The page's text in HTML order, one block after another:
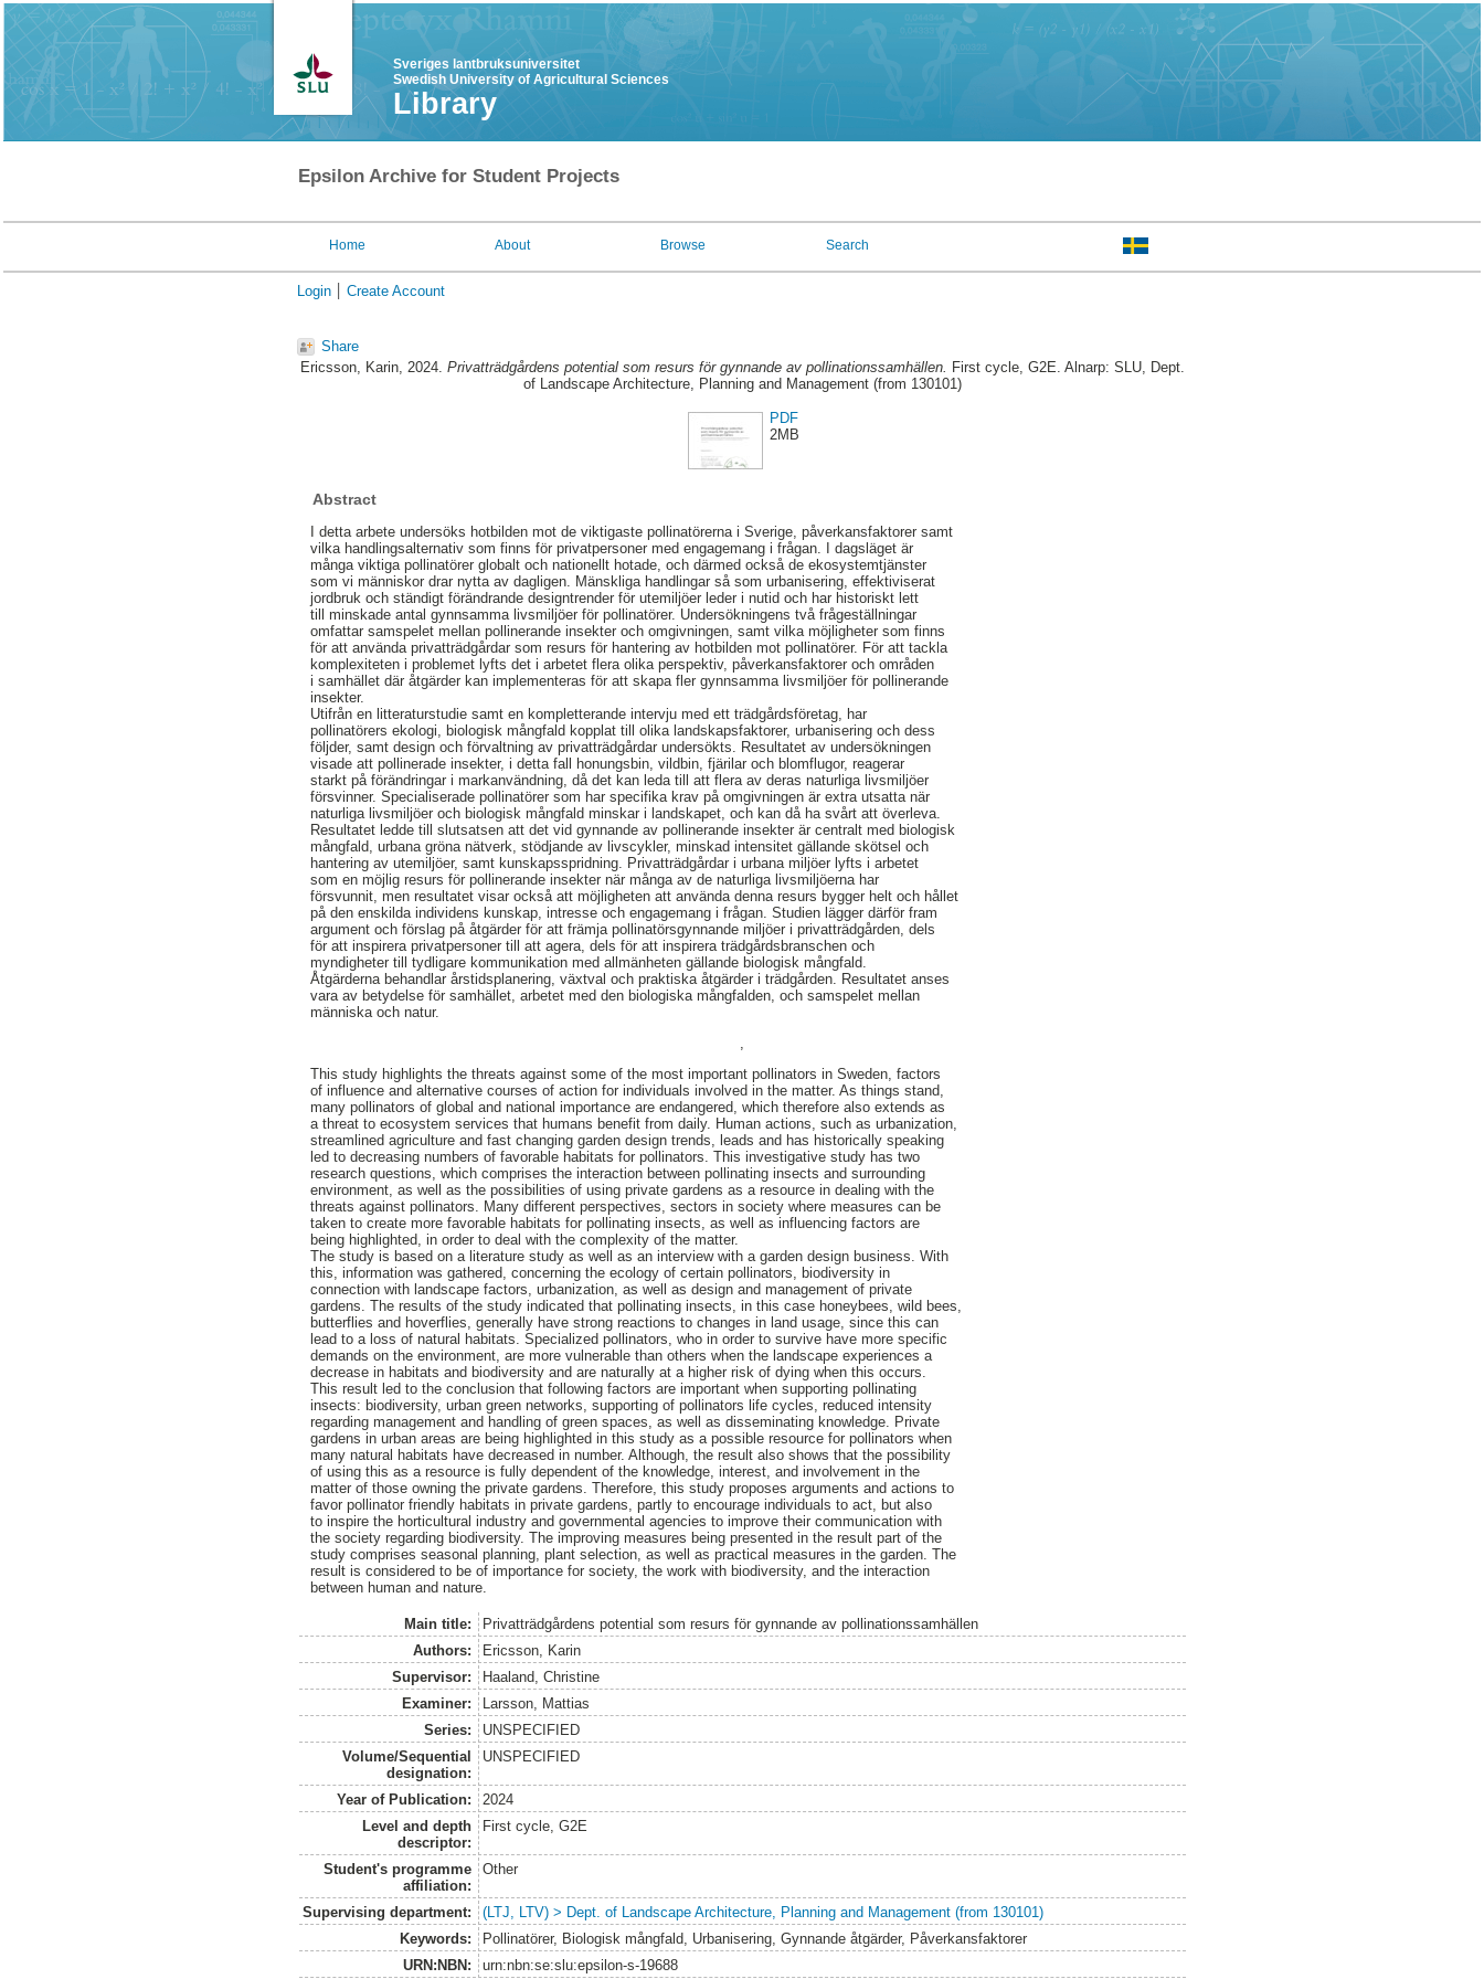
Sveriges lantbruksuniversitet
Swedish University of Agricultural Sciences
Library
Epsilon Archive for Student Projects
Home About Browse Search
Login Create Account
Share
Ericsson, Karin, 2024. Privatträdgårdens potential som resurs för gynnande av pollinationssamhällen. First cycle, G2E. Alnarp: SLU, Dept.
of Landscape Architecture, Planning and Management (from 130101)
PDF
2MB
Abstract
I detta arbete undersöks hotbilden mot de viktigaste pollinatörerna i Sverige, påverkansfaktorer samt
vilka handlingsalternativ som finns för privatpersoner med engagemang i frågan. I dagsläget är
många viktiga pollinatörer globalt och nationellt hotade, och därmed också de ekosystemtjänster
som vi människor drar nytta av dagligen. Mänskliga handlingar så som urbanisering, effektiviserat
jordbruk och ständigt förändrande designtrender för utemiljöer leder i nutid och har historiskt lett
till minskade antal gynnsamma livsmiljöer för pollinatörer. Undersökningens två frågeställningar
omfattar samspelet mellan pollinerande insekter och omgivningen, samt vilka möjligheter som finns
för att använda privatträdgårdar som resurs för hantering av hotbilden mot pollinatörer. För att tackla
komplexiteten i problemet lyfts det i arbetet flera olika perspektiv, påverkansfaktorer och områden
i samhället där åtgärder kan implementeras för att skapa fler gynnsamma livsmiljöer för pollinerande
insekter.
Utifrån en litteraturstudie samt en kompletterande intervju med ett trädgårdsföretag, har
pollinatörers ekologi, biologisk mångfald kopplat till olika landskapsfaktorer, urbanisering och dess
följder, samt design och förvaltning av privatträdgårdar undersökts. Resultatet av undersökningen
visade att pollinerade insekter, i detta fall honungsbin, vildbin, fjärilar och blomflugor, reagerar
starkt på förändringar i markanvändning, då det kan leda till att flera av deras naturliga livsmiljöer
försvinner. Specialiserade pollinatörer som har specifika krav på omgivningen är extra utsatta när
naturliga livsmiljöer och biologisk mångfald minskar i landskapet, och kan då ha svårt att överleva.
Resultatet ledde till slutsatsen att det vid gynnande av pollinerande insekter är centralt med biologisk
mångfald, urbana gröna nätverk, stödjande av livscykler, minskad intensitet gällande skötsel och
hantering av utemiljöer, samt kunskapsspridning. Privatträdgårdar i urbana miljöer lyfts i arbetet
som en möjlig resurs för pollinerande insekter när många av de naturliga livsmiljöerna har
försvunnit, men resultatet visar också att möjligheten att använda denna resurs bygger helt och hållet
på den enskilda individens kunskap, intresse och engagemang i frågan. Studien lägger därför fram
argument och förslag på åtgärder för att främja pollinatörsgynnande miljöer i privatträdgården, dels
för att inspirera privatpersoner till att agera, dels för att inspirera trädgårdsbranschen och
myndigheter till tydligare kommunikation med allmänheten gällande biologisk mångfald.
Åtgärderna behandlar årstidsplanering, växtval och praktiska åtgärder i trädgården. Resultatet anses
vara av betydelse för samhället, arbetet med den biologiska mångfalden, och samspelet mellan
människa och natur.
This study highlights the threats against some of the most important pollinators in Sweden, factors
of influence and alternative courses of action for individuals involved in the matter. As things stand,
many pollinators of global and national importance are endangered, which therefore also extends as
a threat to ecosystem services that humans benefit from daily. Human actions, such as urbanization,
streamlined agriculture and fast changing garden design trends, leads and has historically speaking
led to decreasing numbers of favorable habitats for pollinators. This investigative study has two
research questions, which comprises the interaction between pollinating insects and surrounding
environment, as well as the possibilities of using private gardens as a resource in dealing with the
threats against pollinators. Many different perspectives, sectors in society where measures can be
taken to create more favorable habitats for pollinating insects, as well as influencing factors are
being highlighted, in order to deal with the complexity of the matter.
The study is based on a literature study as well as an interview with a garden design business. With
this, information was gathered, concerning the ecology of certain pollinators, biodiversity in
connection with landscape factors, urbanization, as well as design and management of private
gardens. The results of the study indicated that pollinating insects, in this case honeybees, wild bees,
butterflies and hoverflies, generally have strong reactions to changes in land usage, since this can
lead to a loss of natural habitats. Specialized pollinators, who in order to survive have more specific
demands on the environment, are more vulnerable than others when the landscape experiences a
decrease in habitats and biodiversity and are naturally at a higher risk of dying when this occurs.
This result led to the conclusion that following factors are important when supporting pollinating
insects: biodiversity, urban green networks, supporting of pollinators life cycles, reduced intensity
regarding management and handling of green spaces, as well as disseminating knowledge. Private
gardens in urban areas are being highlighted in this study as a possible resource for pollinators when
many natural habitats have decreased in number. Although, the result also shows that the possibility
of using this as a resource is fully dependent of the knowledge, interest, and involvement in the
matter of those owning the private gardens. Therefore, this study proposes arguments and actions to
favor pollinator friendly habitats in private gardens, partly to encourage individuals to act, but also
to inspire the horticultural industry and governmental agencies to improve their communication with
the society regarding biodiversity. The improving measures being presented in the result part of the
study comprises seasonal planning, plant selection, as well as practical measures in the garden. The
result is considered to be of importance for society, the work with biodiversity, and the interaction
between human and nature.
Main title:
Privatträdgårdens potential som resurs för gynnande av pollinationssamhällen
Authors:
Ericsson, Karin
Supervisor:
Haaland, Christine
Examiner:
Larsson, Mattias
Series:
UNSPECIFIED
Volume/Sequential
designation:
UNSPECIFIED
Year of Publication:
2024
Level and depth
descriptor:
First cycle, G2E
Student's programme
affiliation:
Other
Supervising department:
(LTJ, LTV) > Dept. of Landscape Architecture, Planning and Management (from 130101)
Keywords:
Pollinatörer, Biologisk mångfald, Urbanisering, Gynnande åtgärder, Påverkansfaktorer
URN:NBN:
urn:nbn:se:slu:epsilon-s-19688